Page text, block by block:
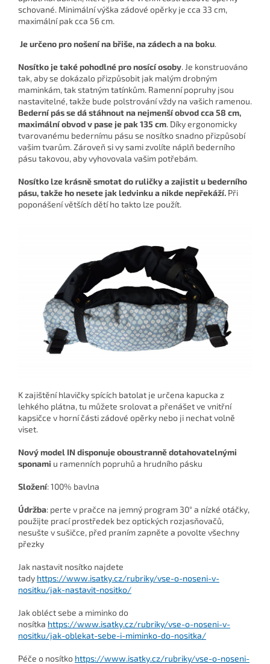
schované. Minimální výška zádové opěrky je cca 33 cm,
maximální pak cca 56 cm.
Je určeno pro nošení na břiše, na zádech a na boku.
Nosítko je taképohodlné pro nosící osoby. Je konstruováno
tak, aby se dokázalo přizpůsobit jak malým drobným
maminkám, tak statným tatínkům. Ramenní popruhy jsou
nastavitelné, takže bude polstrování vždy na vašich ramenou.
Bederní pás se dá stáhnout na nejmenší obvod cca 58 cm,
maximální obvod v pase je pak 135 cm. Díky ergonomicky
tvarovanému bedernímu pásu se nosítko snadno přizpůsobí
vašim tvarům. Zároveň si vy sami zvolíte náplň bederního
pásu takovou, aby vyhovovala vašim potřebám.
Nosítko lze krásně smotat do ruličky a zajistit u bederního
pásu, takže ho nesete jak ledvinku a nikde nepřekáží. Při
poponášení větších dětí ho takto lze použít.
K zajištění hlavičky spících batolat je určena kapucka z
lehkého plátna, tu můžete srolovat a přenášet ve vnitřní
kapsičce v horní části zádové opěrky nebo ji nechat volně
viset.
Nový model IN disponuje oboustranně dotahovatelnými
sponami u ramenních popruhů a hrudního pásku
Složení:100% bavlna
Údržba: perte v pračce na jemný program 30° a nízké otáčky,
použijte prací prostředek bez optických rozjasňovačů,
nesušte v sušičce, před praním zapněte a povolte všechny
přezky
Jak nastavit nosítko najdete
tady https://www.isatky.cz/rubriky/vse-o-noseni-v-
nositku/jak-nastavit-nositko/
Jak obléct sebe a miminko do
nosítka https://www.isatky.cz/rubriky/vse-o-noseni-v-
nositku/jak-oblekat-sebe-i-miminko-do-nositka/
Péče o nosítko https://www.isatky.cz/rubriky/vse-o-noseni-